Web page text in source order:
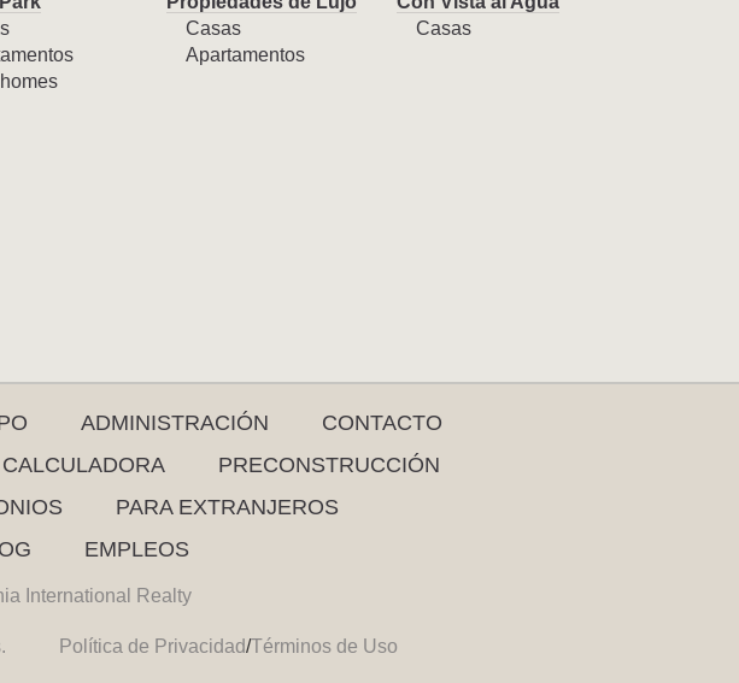
Casas
Apartamentos
Casas
ADMINISTRACIÓN
CONTACTO
CALCULADORA
PRECONSTRUCCIÓN
PARA EXTRANJEROS
EMPLEOS
International Realty
Política de Privacidad/Términos de Uso